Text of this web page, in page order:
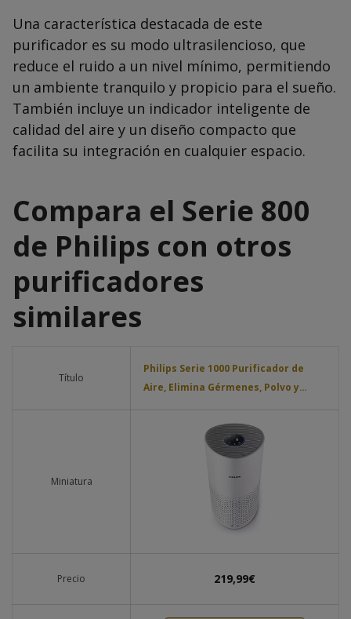
Una característica destacada de este
purificador es su modo ultrasilencioso, que
reduce el ruido a un nivel mínimo, permitiendo
un ambiente tranquilo y propicio para el sueño.
También incluye un indicador inteligente de
calidad del aire y un diseño compacto que
facilita su integración en cualquier espacio.
Compara el Serie 800
de Philips con otros
purificadores
similares
Título
Philips Serie 1000 Purificador de
Aire, Elimina Gérmenes, Polvo y…
Miniatura
Precio 219,99€